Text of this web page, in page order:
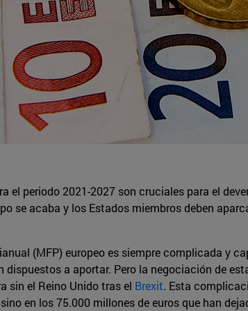
el periodo 2021-2027 son cruciales para el
se acaba y los Estados miembros deben
(MFP) europeo es siempre complicada y
a aportar. Pero la negociación de
sin el Reino Unido tras el Brexit. Esta
en los 75.000 millones de euros que han